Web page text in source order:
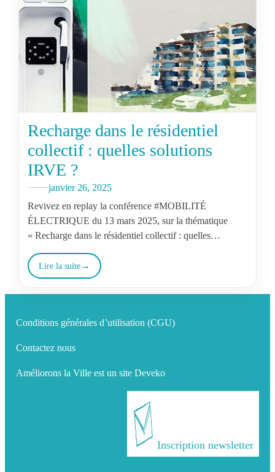
Recharge dans le résidentiel
collectif : quelles solutions
IRVE ?
janvier 26, 2025
Revivez en replay la conférence #MOBILITÉ
ÉLECTRIQUE du 13 mars 2025, sur la thématique
« Recharge dans le résidentiel collectif : quelles
Lire la suite
Conditions générales d’utilisation (CGU)
Contactez nous
Améliorons la Ville est un site Deveko
Inscription newsletter